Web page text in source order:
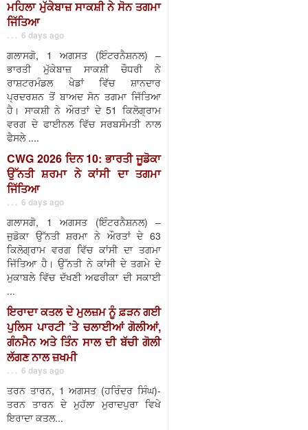
ਮਹਿਲਾ ਮੁੱਕੇਬਾਜ਼ ਸਾਕਸ਼ੀ ਨੇ ਸੋਨ ਤਗਮਾ
ਜਿੱਤਿਆ
. . . 6 days ago
ਗਲਾਸਗੋ, 1 ਅਗਸਤ (ਇੰਟਰਨੈਸ਼ਨਲ) –
ਭਾਰਤੀ ਮੁੱਕੇਬਾਜ਼ ਸਾਕਸ਼ੀ ਚੌਧਰੀ ਨੇ
ਰਾਸ਼ਟਰਮੰਡਲ ਖੇਡਾਂ ਵਿੱਚ ਸ਼ਾਨਦਾਰ
ਪ੍ਰਦਰਸ਼ਨ ਤੋਂ ਬਾਅਦ ਸੋਨ ਤਗਮਾ ਜਿੱਤਿਆ
ਹੈ। ਸਾਕਸ਼ੀ ਨੇ ਔਰਤਾਂ ਦੇ 51 ਕਿਲੋਗ੍ਰਾਮ
ਵਰਗ ਦੇ ਫਾਈਨਲ ਵਿੱਚ ਸਰਬਸੰਮਤੀ ਨਾਲ
ਫੈਸਲੇ ....
CWG 2026 ਦਿਨ 10: ਭਾਰਤੀ ਜੂਡੋਕਾ
ਉੱਨਤੀ ਸ਼ਰਮਾ ਨੇ ਕਾਂਸੀ ਦਾ ਤਗਮਾ
ਜਿੱਤਿਆ
. . . 6 days ago
ਗਲਾਸਗੋ, 1 ਅਗਸਤ (ਇੰਟਰਨੈਸ਼ਨਲ) –
ਜੁਡੋਕਾ ਉੱਨਤੀ ਸ਼ਰਮਾ ਨੇ ਔਰਤਾਂ ਦੇ 63
ਕਿਲੋਗ੍ਰਾਮ ਵਰਗ ਵਿੱਚ ਕਾਂਸੀ ਦਾ ਤਗਮਾ
ਜਿੱਤਿਆ ਹੈ। ਉੱਨਤੀ ਨੇ ਕਾਂਸੀ ਦੇ ਤਗਮੇ ਦੇ
ਮੁਕਾਬਲੇ ਵਿੱਚ ਦੱਖਣੀ ਅਫਰੀਕਾ ਦੀ ਸਕਾਈ
...
ਇਰਾਦਾ ਕਤਲ ਦੇ ਮੁਲਜ਼ਮ ਨੂੰ ਫ਼ੜਨ ਗਈ
ਪੁਲਿਸ ਪਾਰਟੀ ’ਤੇ ਚਲਾਈਆਂ ਗੋਲੀਆਂ,
ਗੰਨਮੈਨ ਅਤੇ ਤਿੰਨ ਸਾਲ ਦੀ ਬੱਚੀ ਗੋਲੀ
ਲੱਗਣ ਨਾਲ ਜ਼ਖਮੀ
. . . 6 days ago
ਤਰਨ ਤਾਰਨ, 1 ਅਗਸਤ (ਹਰਿੰਦਰ ਸਿੰਘ)-
ਤਰਨ ਤਾਰਨ ਦੇ ਮੁਹੱਲਾ ਮੁਰਾਦਪੁਰਾ ਵਿਖੇ
ਇਰਾਦਾ ਕਤਲ...